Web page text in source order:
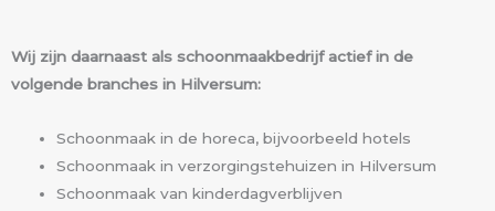
Wij zijn daarnaast als schoonmaakbedrijf actief in de
volgende branches in Hilversum:
Schoonmaak in de horeca, bijvoorbeeld hotels
Schoonmaak in verzorgingstehuizen in Hilversum
Schoonmaak van kinderdagverblijven